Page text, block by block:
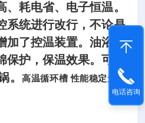
耗电省、电子恒温。
系统进行改行，不论是
加了控温装置。油浴外
护，保温效果。可供
。高温循环槽 性能稳定无泄
电话咨询